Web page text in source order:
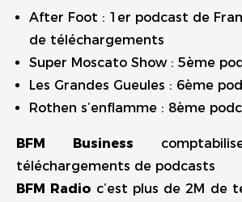
After Foot : 1er podcast de
de téléchargements
Super Moscato Show : 5ème
Les Grandes Gueules : 6ème
Rothen s’enflamme : 8ème
BFM Business
téléchargements de podcasts
BFM Radio c’est plus de 2M de